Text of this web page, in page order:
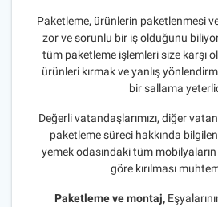
Paketleme, ürünlerin paketlenmesi
zor ve sorunlu bir iş olduğunu
tüm paketleme işlemleri size karşı
ürünleri kırmak ve yanlış
bir sallama
Değerli vatandaşlarımızı, diğer
paketleme süreci hakkında
yemek odasındaki tüm
göre kırılması
Paketleme ve montaj,